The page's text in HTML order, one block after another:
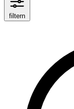
filtern